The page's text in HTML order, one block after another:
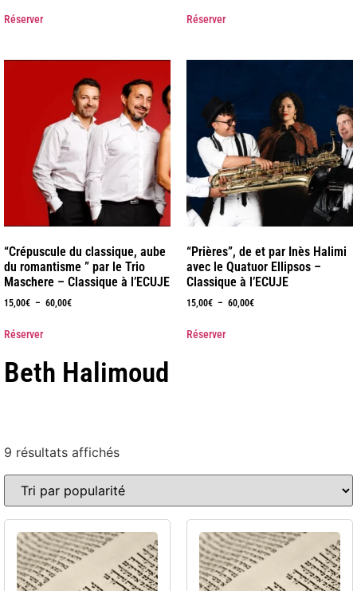
Réserver Réserver
“Crépuscule du classique, aube
du romantisme ” par le Trio
Maschere – Classique à l’ECUJE
15,00€ – 60,00€
Réserver
“Prières”, de et par Inès Halimi
avec le Quatuor Ellipsos –
Classique à l’ECUJE
15,00€ – 60,00€
Réserver
Beth Halimoud
9 résultats affichés